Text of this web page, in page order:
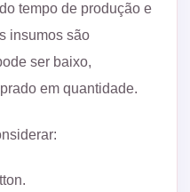
tempo de produção e
insumos são
ser baixo,
em quantidade.